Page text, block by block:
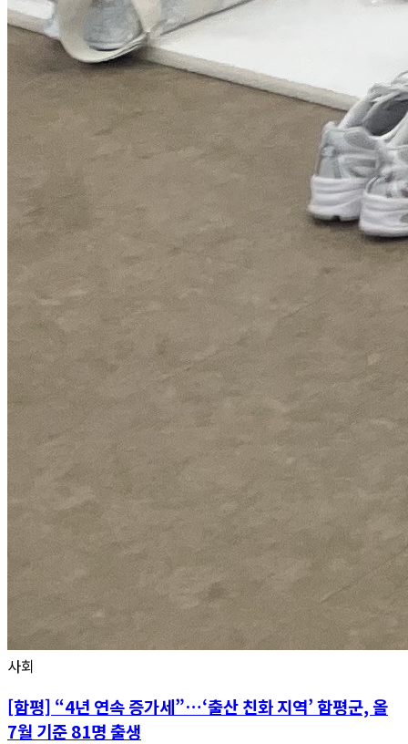
사회
[함평] “4년 연속 증가세”…‘출산 친화 지역’ 함평군, 올
7월 기준 81명 출생